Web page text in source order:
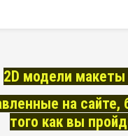
2D модели макеты
на
того как вы